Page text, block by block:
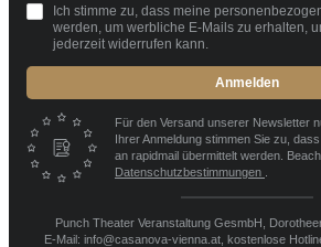
Ich stimme zu, dass meine
werden, um werbliche E-Mails zu erhalten,
jederzeit widerrufen kann.
Anmelden
Für den Versand unserer Newsletter
Ihrer Anmeldung stimmen Sie zu,
an rapidmail übermittelt werden.
Datenschutzbestimmungen
Punch Theater Veranstaltung GesmbH,
E-Mail: info@casanova-vienna.at, kostenlose